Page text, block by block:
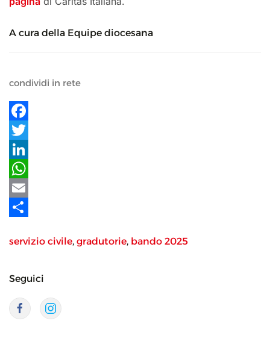
servizio civile, gradutorie, bando 2025
Seguici
A cura della Equipe diocesana
condividi in rete
Facebook
Twitter
LinkedIn
WhatsApp
Email